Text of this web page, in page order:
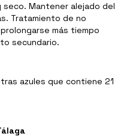
Mantener alejado del
Tratamiento de no
más tiempo
secundario.
azules que contiene 21